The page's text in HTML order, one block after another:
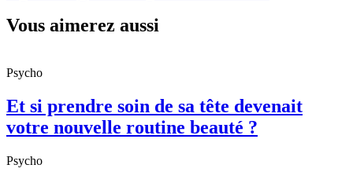
Vous aimerez aussi
Psycho
Et si prendre soin de sa tête devenait
votre nouvelle routine beauté ?
Psycho